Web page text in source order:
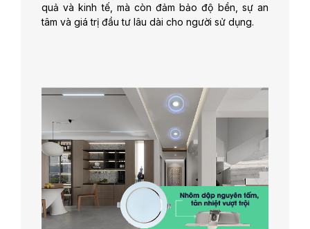
quả và kinh tế, mà còn đảm bảo độ bền, sự an
tâm và giá trị đầu tư lâu dài cho người sử dụng.